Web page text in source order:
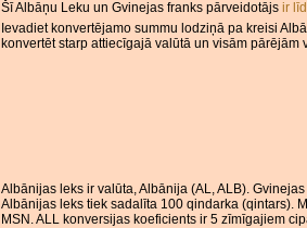
Šī Albāņu Leku un Gvinejas franks pārveidotājs ir
Ievadiet konvertējamo summu lodziņā pa kreisi
konvertēt starp attiecīgajā valūtā un visām pārējām
Albānijas leks ir valūta, Albānija (AL, ALB).
Albānijas leks tiek sadalīta 100 qindarka (qintars).
MSN. ALL konversijas koeficients ir 5 zīmīgajiem